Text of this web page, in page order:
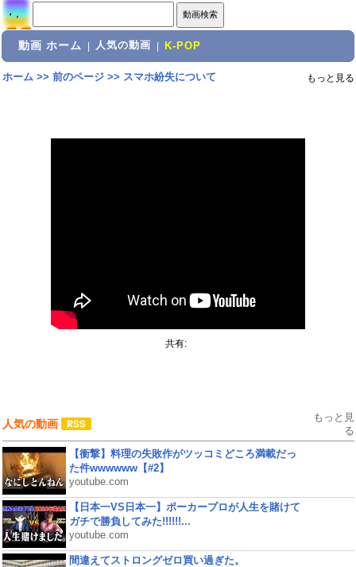
動画 ホーム 人気の動画 K-POP
ホーム>> 前のページ>> スマホ紛失について もっと見る
共有:
人気の動画
もっと見
る
【衝撃】料理の失敗作がツッコミどころ満載だっ
た件wwwwww【#2】
youtube.com
【日本一VS日本一】ポーカープロが人生を賭けて
ガチで勝負してみた!!!!!!...
youtube.com
間違えてストロングゼロ買い過ぎた。